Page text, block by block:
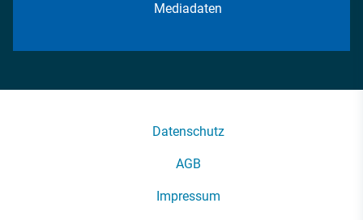
Mediadaten
Datenschutz
AGB
Impressum